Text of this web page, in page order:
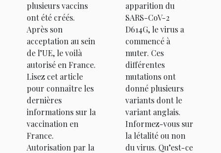
plusieurs vaccins
ont été créés.
Après son
acceptation au sein
de l’UE, le voilà
autorisé en France.
Lisez cet article
pour connaître les
dernières
informations sur la
vaccination en
France.
Autorisation par la
apparition du
SARS-CoV-2
D614G, le virus a
commencé à
muter. Ces
différentes
mutations ont
donné plusieurs
variants dont le
variant anglais.
Informez-vous sur
la létalité ou non
du virus. Qu’est-ce